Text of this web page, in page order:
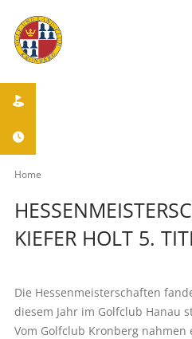


Home
KIEFER HOLT 5.
Die Hessenmeisterschaften
diesem Jahr im Golfclub Hanau
Vom Golfclub Kronberg nahmen